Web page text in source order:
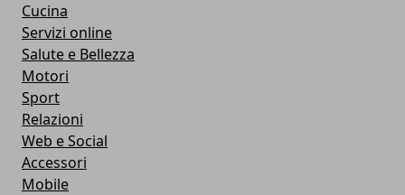
Cucina
Servizi online
Salute e Bellezza
Motori
Sport
Relazioni
Web e Social
Accessori
Mobile